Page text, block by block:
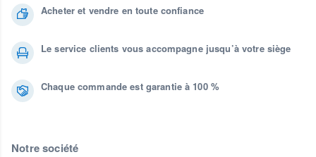
Acheter et vendre en toute confiance
Le service clients vous accompagne jusqu’à votre siège
Chaque commande est garantie à 100 %
Notre société